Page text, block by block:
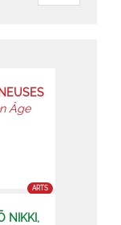
Âge
ARTS
NIKKI,